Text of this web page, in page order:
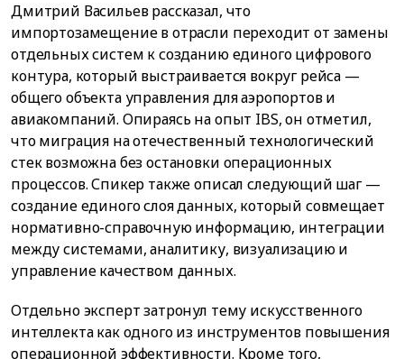
Дмитрий Васильев рассказал, что
импортозамещение в отрасли переходит от замены
отдельных систем к созданию единого цифрового
контура, который выстраивается вокруг рейса —
общего объекта управления для аэропортов и
авиакомпаний. Опираясь на опыт IBS, он отметил,
что миграция на отечественный технологический
стек возможна без остановки операционных
процессов. Спикер также описал следующий шаг —
создание единого слоя данных, который совмещает
нормативно-справочную информацию, интеграции
между системами, аналитику, визуализацию и
управление качеством данных.
Отдельно эксперт затронул тему искусственного
интеллекта как одного из инструментов повышения
операционной эффективности. Кроме того,